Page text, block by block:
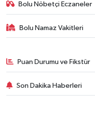
Bolu Nöbetçi Eczaneler
Bolu Namaz Vakitleri
Puan Durumu ve Fikstür
Son Dakika Haberleri